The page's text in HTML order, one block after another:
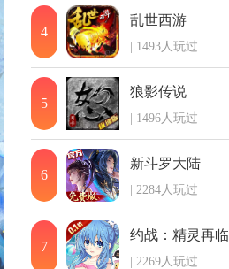
4
乱世西游
| 1493人玩过
5
狼影传说
| 1496人玩过
6
新斗罗大陆
| 2284人玩过
7
约战：精灵再临
| 2269人玩过